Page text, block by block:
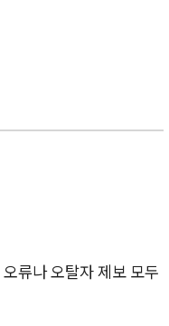
류나 오탈자 제보 모두